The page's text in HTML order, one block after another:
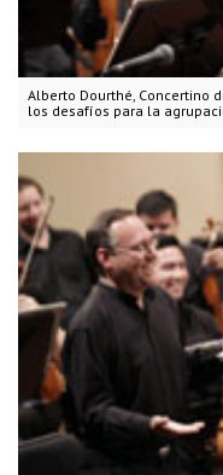
Alberto Dourthé, Concertino
los desafíos para la